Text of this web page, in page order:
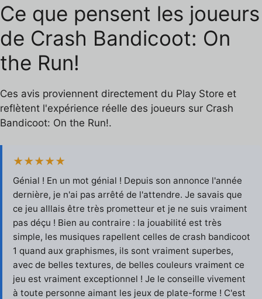
Ce que pensent les joueurs
de Crash Bandicoot: On
the Run!
Ces avis proviennent directement du Play Store et
reflètent l'expérience réelle des joueurs sur Crash
Bandicoot: On the Run!.
★★★★★
Génial ! En un mot génial ! Depuis son annonce l'année
dernière, je n'ai pas arrêté de l'attendre. Je savais que
ce jeu alllais être très prometteur et je ne suis vraiment
pas déçu ! Bien au contraire : la jouabilité est très
simple, les musiques rapellent celles de crash bandicoot
1 quand aux graphismes, ils sont vraiment superbes,
avec de belles textures, de belles couleurs vraiment ce
jeu est vraiment exceptionnel ! Je le conseille vivement
à toute personne aimant les jeux de plate-forme ! C'est